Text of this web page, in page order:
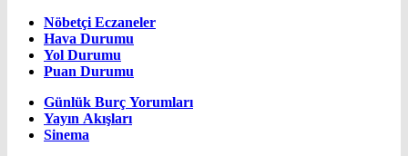
Nöbetçi Eczaneler
Hava Durumu
Yol Durumu
Puan Durumu
Günlük Burç Yorumları
Yayın Akışları
Sinema